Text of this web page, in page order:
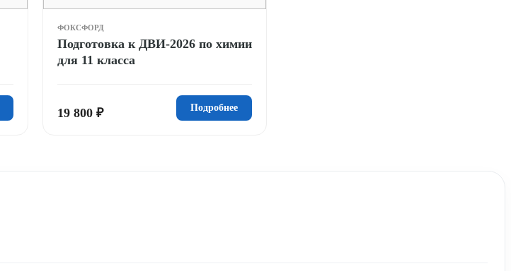
ФОКСФОРД
Подготовка к ДВИ-2026 по химии
для 11 класса
19 800 ₽ Подробнее